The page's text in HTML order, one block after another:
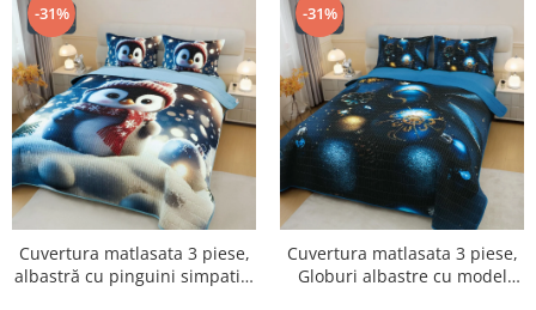
-31%
Cuvertura matlasata 3 piese,
albastră cu pinguini simpatici
-31%
Cuvertura matlasata 3 piese,
Globuri albastre cu model